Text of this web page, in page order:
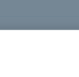
un permiso